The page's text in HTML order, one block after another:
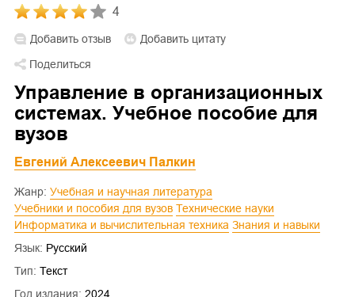
4
Добавить отзыв
Добавить цитату
Поделиться
Управление в организационных
системах. Учебное пособие для
вузов
Евгений Алексеевич Палкин
Жанр:
Учебная и научная литература
Учебники и пособия для вузов
Технические науки
Информатика и вычислительная техника
Знания и навыки
Язык: Русский
Тип: Текст
Год издания: 2024